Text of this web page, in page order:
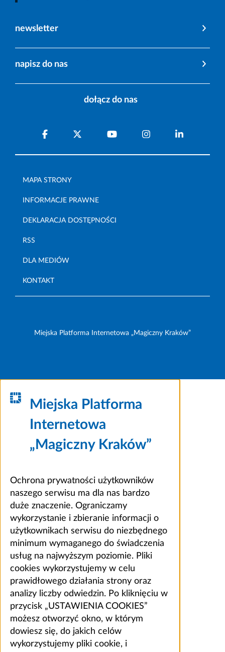
newsletter
napisz do nas
dołącz do nas
MAPA STRONY
INFORMACJE PRAWNE
DEKLARACJA DOSTĘPNOŚCI
RSS
DLA MEDIÓW
KONTAKT
Miejska Platforma Internetowa „Magiczny Kraków”
Miejska Platforma
Internetowa
„Magiczny Kraków”
Ochrona prywatności użytkowników
naszego serwisu ma dla nas bardzo
duże znaczenie. Ograniczamy
wykorzystanie i zbieranie informacji o
użytkownikach serwisu do niezbędnego
minimum wymaganego do świadczenia
usług na najwyższym poziomie. Pliki
cookies wykorzystujemy w celu
prawidłowego działania strony oraz
analizy liczby odwiedzin. Po kliknięciu w
przycisk „USTAWIENIA COOKIES”
możesz otworzyć okno, w którym
dowiesz się, do jakich celów
wykorzystujemy pliki cookie, i